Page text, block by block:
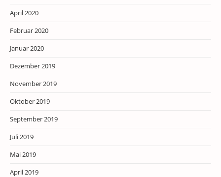
April 2020
Februar 2020
Januar 2020
Dezember 2019
November 2019
Oktober 2019
September 2019
Juli 2019
Mai 2019
April 2019